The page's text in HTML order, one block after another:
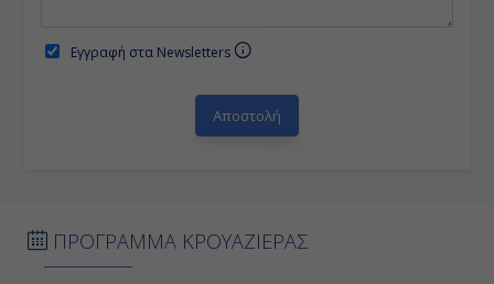
Εγγραφή στα Newsletters
ΠΡΟΓΡΑΜΜΑ ΚΡΟΥΑΖΙΕΡΑΣ